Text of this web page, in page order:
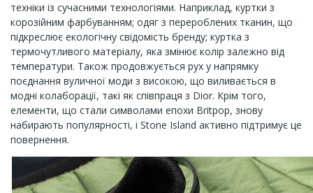
техніки із сучасними технологіями. Наприклад, куртки з
корозійним фарбуванням; одяг з перероблених тканин, що
підкреслює екологічну свідомість бренду; куртка з
термочутливого матеріалу, яка змінює колір залежно від
температури. Також продовжується рух у напрямку
поєднання вуличної моди з високою, що виливається в
модні колаборації, такі як співпраця з Dior. Крім того,
елементи, що стали символами епохи Britpop, знову
набирають популярності, і Stone Island активно підтримує це
повернення.